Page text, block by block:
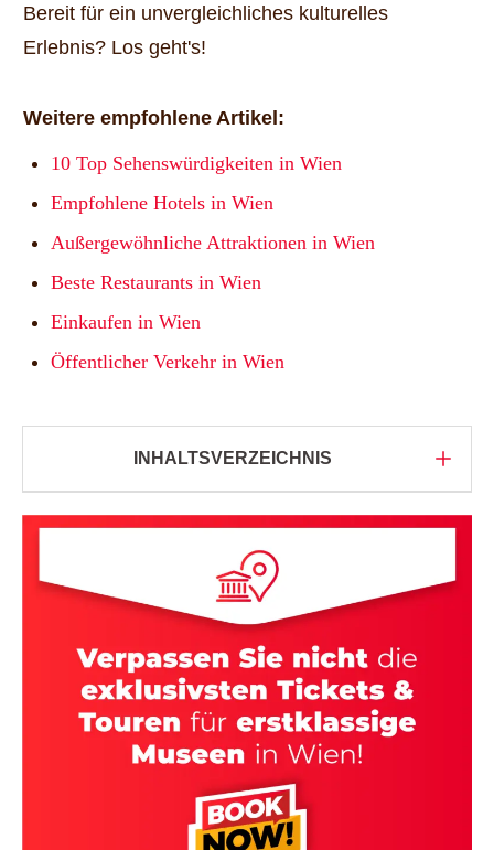
Bereit für ein unvergleichliches kulturelles
Erlebnis? Los geht's!
Weitere empfohlene Artikel:
10 Top Sehenswürdigkeiten in Wien
Empfohlene Hotels in Wien
Außergewöhnliche Attraktionen in Wien
Beste Restaurants in Wien
Einkaufen in Wien
Öffentlicher Verkehr in Wien
INHALTSVERZEICHNIS